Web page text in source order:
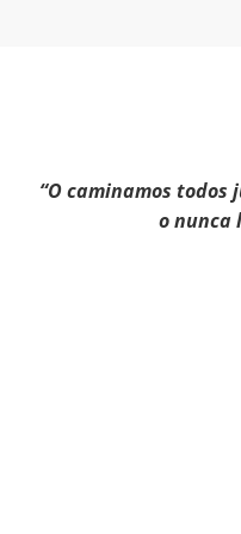
“O caminamos todos
o nunca